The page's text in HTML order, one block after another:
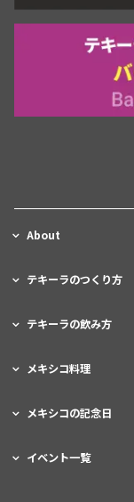
About
テキーラのつくり方
テキーラの飲み方
メキシコ料理
メキシコの記念日
イベント一覧